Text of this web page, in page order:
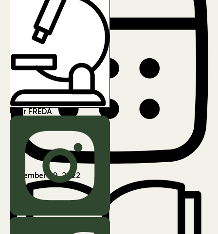
Über FREDA
November 20, 2022